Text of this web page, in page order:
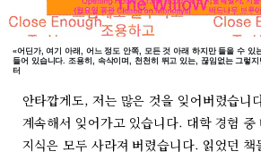
«어딘가, 여기 아래, 어느 정도 안쪽, 모든 것 아래 하지만 들을 수 있
들어 있습니다. 조용히, 속삭이며, 천천히 뛰고 있는, 끊임없는 그렇
터
안타깝게도, 저는 많은 것을 잊어버렸습니
계속해서 잊어가고 있습니다. 대학 경험 중
지식은 모두 사라져 버렸습니다. 읽었던 책